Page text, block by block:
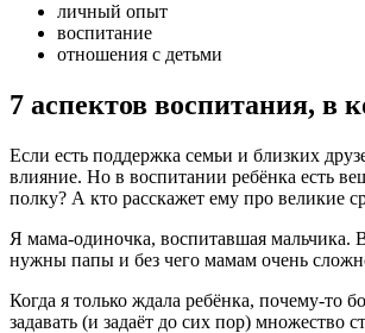
личный опыт
воспитание
отношения с детьми
7 аспектов воспитания, в
Если есть поддержка семьи и близких
влияние. Но в воспитании ребёнка есть
полку? А кто расскажет ему про великие
Я мама-одиночка, воспитавшая мальчика.
нужны папы и без чего мамам очень
Когда я только ждала ребёнка, почему-то
задавать (и задаёт до сих пор) множество